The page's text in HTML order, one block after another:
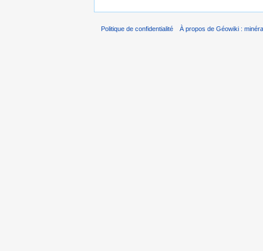
Politique de confidentialité À propos de Géowiki :